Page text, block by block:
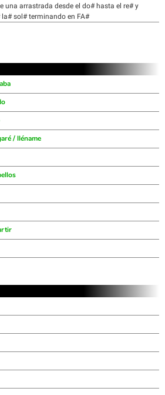
una arrastrada desde el do# hasta el re# y
sol# terminando en FA#
/ lléname